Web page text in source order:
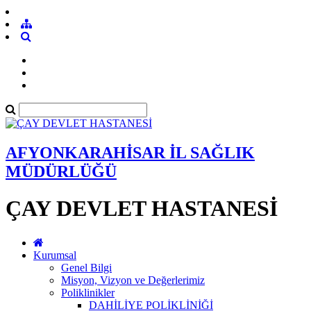
AFYONKARAHİSAR İL SAĞLIK
MÜDÜRLÜĞÜ
ÇAY DEVLET HASTANESİ
Kurumsal
Genel Bilgi
Misyon, Vizyon ve Değerlerimiz
Poliklinikler
DAHİLİYE POLİKLİNİĞİ